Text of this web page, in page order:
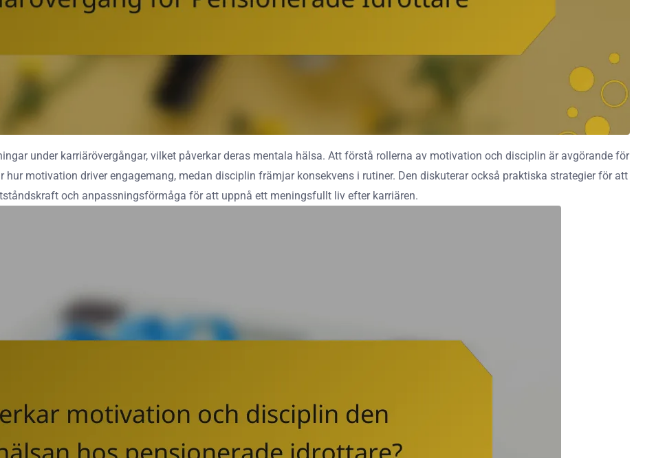
under karriärövergångar, vilket påverkar deras mentala hälsa. Att förstå rollerna av motivation och disciplin är avgörande för
motivation driver engagemang, medan disciplin främjar konsekvens i rutiner. Den diskuterar också praktiska strategier för att
och anpassningsförmåga för att uppnå ett meningsfullt liv efter karriären.